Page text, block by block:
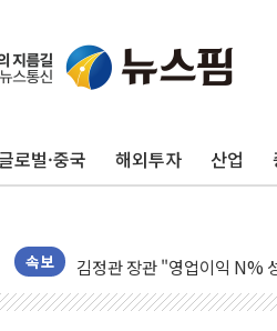
로벌·중국 해외투자 산업
속보
구광모, 내주 실리콘밸리서
김정관 장관 "영업이익 N%
뉴욕증시 프리뷰, 미 주가선